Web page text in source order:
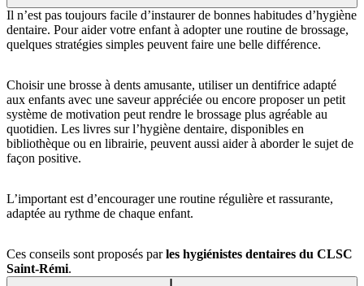
Il n’est pas toujours facile d’instaurer de bonnes habitudes d’hygiène
dentaire. Pour aider votre enfant à adopter une routine de brossage,
quelques stratégies simples peuvent faire une belle différence.
Choisir une brosse à dents amusante, utiliser un dentifrice adapté
aux enfants avec une saveur appréciée ou encore proposer un petit
système de motivation peut rendre le brossage plus agréable au
quotidien. Les livres sur l’hygiène dentaire, disponibles en
bibliothèque ou en librairie, peuvent aussi aider à aborder le sujet de
façon positive.
L’important est d’encourager une routine régulière et rassurante,
adaptée au rythme de chaque enfant.
Ces conseils sont proposés parles hygiénistes dentaires du CLSC
Saint-Rémi.